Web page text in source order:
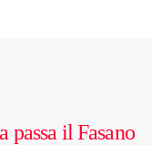
passa il Fasano